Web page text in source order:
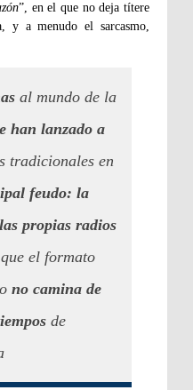
”, en el que no deja títere
y a menudo el sarcasmo,
al mundo de la
han lanzado a
tradicionales en
feudo: la
las propias radios
el formato
no camina de
de